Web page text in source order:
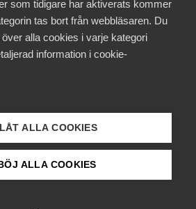
som tidigare har aktiverats kommer
tas bort från webbläsaren. Du
alla cookies i varje kategori
information i cookie-
ALLA COOKIES
ALLA COOKIES